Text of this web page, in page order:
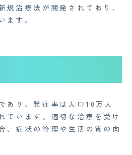
規治療法が開発されており、
ます。
あり、発症率は人口10万人
ています。適切な治療を受け
、症状の管理や生活の質の向